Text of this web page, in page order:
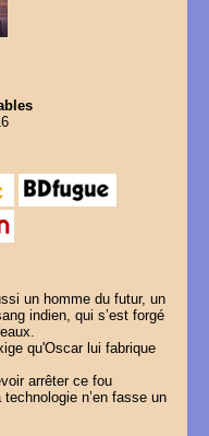
un homme du futur, un
indien, qui s’est forgé
qu'Oscar lui fabrique
arrêter ce fou
n’en fasse un